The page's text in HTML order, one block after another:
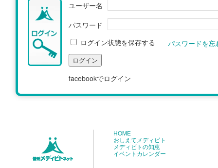
ユーザー名
パスワード
パスワードを
ログイン状態を保存する
facebookでログイン
HOME
おしえてメディビト
メディビトの知恵
イベントカレンダー